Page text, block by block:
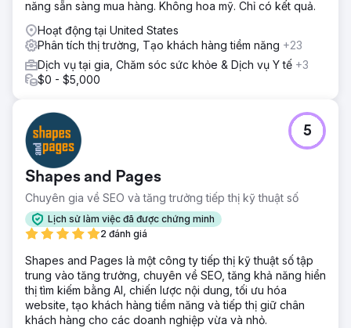
năng sẵn sàng mua hàng. Không hoa mỹ. Chỉ có kết quả.
Hoạt động tại United States
Phân tích thị trường, Tạo khách hàng tiềm năng +23
Dịch vụ tại gia, Chăm sóc sức khỏe & Dịch vụ Y tế +3
$0 - $5,000
Shapes and Pages
Chuyên gia về SEO và tăng trưởng tiếp thị kỹ thuật số
Lịch sử làm việc đã được chứng minh
2 đánh giá
5
Shapes and Pages là một công ty tiếp thị kỹ thuật số tập
trung vào tăng trưởng, chuyên về SEO, tăng khả năng hiển
thị tìm kiếm bằng AI, chiến lược nội dung, tối ưu hóa
website, tạo khách hàng tiềm năng và tiếp thị giữ chân
khách hàng cho các doanh nghiệp vừa và nhỏ.